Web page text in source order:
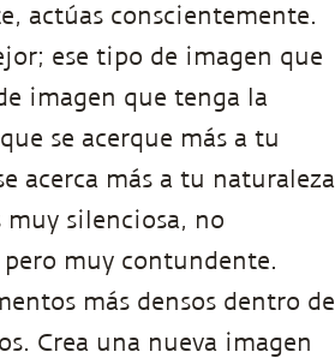
actúas conscientemente.
ese tipo de imagen que
imagen que tenga la
se acerque más a tu
acerca más a tu naturaleza
silenciosa, no
muy contundente.
más densos dentro de
Crea una nueva imagen